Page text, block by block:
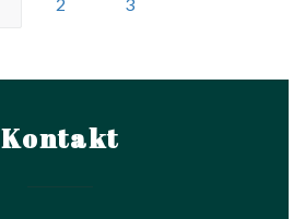
Kontakt